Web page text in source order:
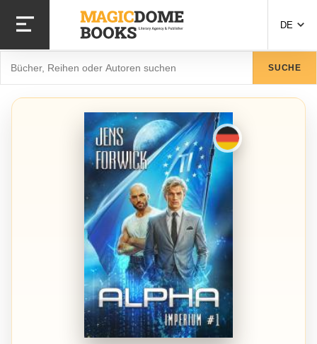
zum
Inhalt
DE
SUCHE